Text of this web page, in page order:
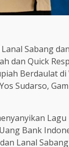
Sabang
dan Quick
Berdaulat
Sudarso,
Bank
Lanal